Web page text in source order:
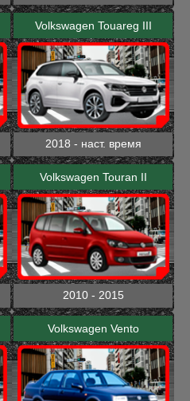
Volkswagen Touareg III
2018 - наст. время
Volkswagen Touran II
2010 - 2015
Volkswagen Vento